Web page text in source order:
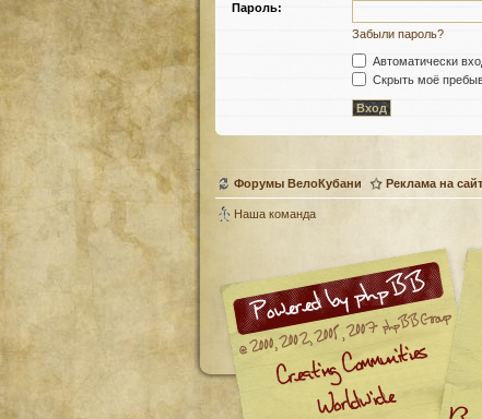
Пароль:
Забыли пароль?
Автоматически
Скрыть моё
Форумы ВелоКубани Реклама на
Наша команда